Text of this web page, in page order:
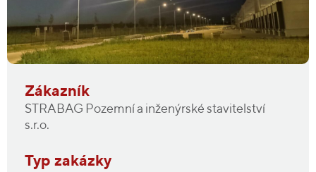
Zákazník
STRABAG Pozemní a inženýrské stavitelství
s.r.o.
Typ zakázky